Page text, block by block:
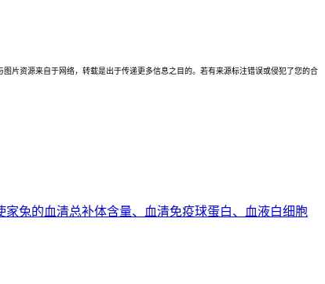
片资源来自于网络，转载是出于传递更多信息之目的。若有来源标注错误或侵犯了您的合
兔的血清总补体含量、血清免疫球蛋白、血液白细胞